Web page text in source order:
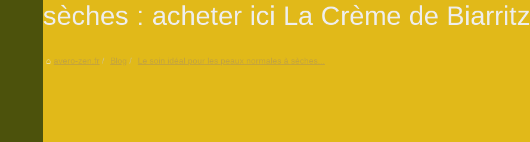
sèches : acheter ici La Crème de Biarritz
avero-zen.fr Blog Le soin idéal pour les peaux normales à sèches...